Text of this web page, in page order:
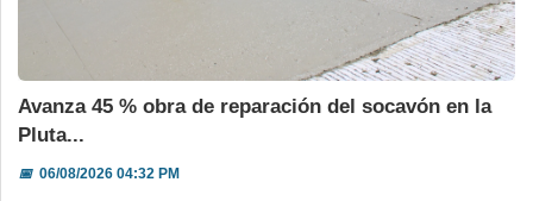
Avanza 45 % obra de reparación del socavón en la
Pluta...
📅06/08/2026 04:32 PM